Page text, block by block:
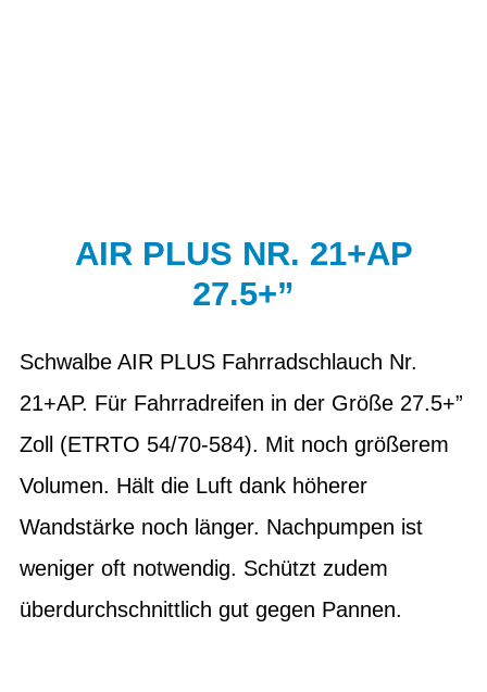
AIR PLUS NR. 21+AP
27.5+”
Schwalbe AIR PLUS Fahrradschlauch Nr.
21+AP. Für Fahrradreifen in der Größe 27.5+”
Zoll (ETRTO 54/70-584). Mit noch größerem
Volumen. Hält die Luft dank höherer
Wandstärke noch länger. Nachpumpen ist
weniger oft notwendig. Schützt zudem
überdurchschnittlich gut gegen Pannen.